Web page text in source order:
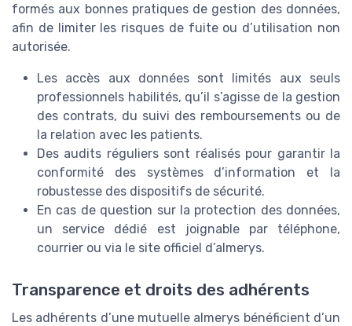
formés aux bonnes pratiques de gestion des données,
afin de limiter les risques de fuite ou d’utilisation non
autorisée.
Les accès aux données sont limités aux seuls
professionnels habilités, qu’il s’agisse de la gestion
des contrats, du suivi des remboursements ou de
la relation avec les patients.
Des audits réguliers sont réalisés pour garantir la
conformité des systèmes d’information et la
robustesse des dispositifs de sécurité.
En cas de question sur la protection des données,
un service dédié est joignable par téléphone,
courrier ou via le site officiel d’almerys.
Transparence et droits des adhérents
Les adhérents d’une mutuelle almerys bénéficient d’un